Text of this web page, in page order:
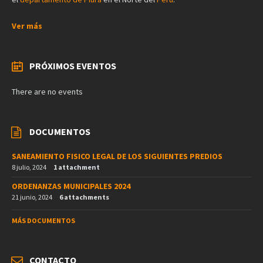
Ver más
PRÓXIMOS EVENTOS
There are no events
DOCUMENTOS
SANEAMIENTO FISICO LEGAL DE LOS SIGUIENTES PREDIOS
8 julio, 2024 1 attachment
ORDENANZAS MUNICIPALES 2024
21 junio, 2024 6 attachments
MÁS DOCUMENTOS
CONTACTO